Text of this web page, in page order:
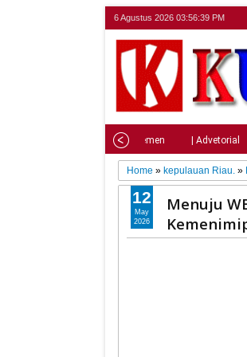
6 Agustus 2026 03:56:41 PM
| Parlemen | Advetorial
Home »kepulauan Riau. »
Menuju
12
May
2026